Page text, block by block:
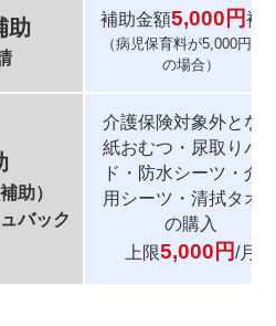
助 補助金額5,000円補
（病児保育料が5,000円以
の場合）
助）
バック
介護保険対象外とな
紙おむつ・尿取りパ
ド・防水シーツ・介
用シーツ・清拭タオ
の購入
上限5,000円/月